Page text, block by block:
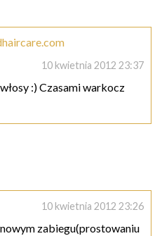
10 kwietnia 2012 23:37
:) Czasami warkocz
10 kwietnia 2012 23:26
zabiegu(prostowaniu